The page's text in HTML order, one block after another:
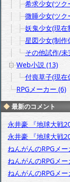
希求少女(ツク
微睡少女(ツク
妖鬼少女(現在
星図少女(制作
その他試作/
Web小説 (13)
付喪草子(現在
RPGメーカー (6)
最新のコメント
永井豪 『地球大戦
永井豪 『地球大戦
ねんがんのRPGメ
ねんがんのRPGメ
ねんがんのRPGメ